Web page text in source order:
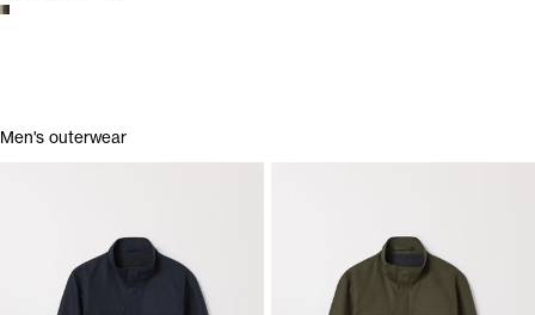
Men's outerwear